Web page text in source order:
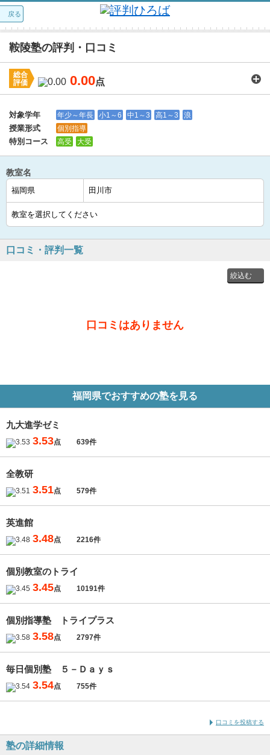
戻る
鞍陵塾の評判・口コミ
総合
評価
0.00点
講師：0.0 カリキュラム：0.0 周りの環境：0.0
対象学年
年少～年長 小1～6 中1～3 高1～3 浪
授業形式 個別指導
特別コース 高受 大受
教室名
口コミ・評判一覧
口コミはありません
福岡県でおすすめの塾を見る
九大進学ゼミ
3.53点 639件
全教研
3.51点 579件
英進館
3.48点 2216件
個別教室のトライ
3.45点 10191件
個別指導塾 トライプラス
3.58点 2797件
毎日個別塾 ５－Ｄａｙｓ
3.54点 755件
口コミを投稿する
塾の詳細情報